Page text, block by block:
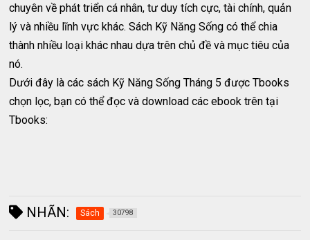
chuyên về phát triển cá nhân, tư duy tích cực, tài chính, quản
lý và nhiều lĩnh vực khác. Sách Kỹ Năng Sống có thể chia
thành nhiều loại khác nhau dựa trên chủ đề và mục tiêu của
nó.
Dưới đây là các sách Kỹ Năng Sống Tháng 5 được Tbooks
chọn lọc, bạn có thể đọc và download các ebook trên tại
Tbooks:
NHÃN: Sách 30798